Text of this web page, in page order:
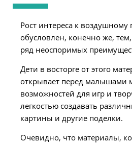
Рост интереса к воздушному
обусловлен, конечно же,
ряд неоспоримых
Дети в восторге от этого
открывает перед малышами
возможностей для игр и
легкостью создавать
картины и другие поделки.
Очевидно, что материалы,